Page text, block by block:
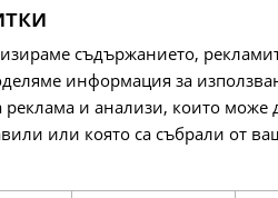
Моята цел
€
Pandora
блясък
154.51
съдържанието,
информация за
реклама и анализи, които може
или която са събрали от